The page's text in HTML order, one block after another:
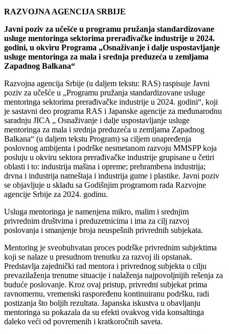
RAZVOJNA AGENCIJA SRBIJE
Javni poziv za učešće u programu pružanja standardizovane
usluge mentoringa sektorima prerađivačke industrije u 2024.
godini, u okviru Programa „Osnaživanje i dalje uspostavljanje
usluge mentoringa za mala i srednja preduzeća u zemljama
Zapadnog Balkana“
Razvojna agencija Srbije (u daljem tekstu: RAS) raspisuje Javni
poziv za učešće u „Programu pružanja standardizovane usluge
mentoringa sektorima prerađivačke industrije u 2024. godini“, koji
je sastavni deo programa RAS i Japanske agencije za međunarodnu
saradnju JICA „ Osnaživanje i dalje uspostavljanje usluge
mentoringa za mala i srednja preduzeća u zemljama Zapadnog
Balkana“ (u daljem tekstu Program) sa ciljem unapređenja
poslovnog ambijenta i podrške nesmetanom razvoju MMSPP koja
posluju u okviru sektora prerađivačke industrije grupisane u četiri
oblasti i to: industrija mašina i opreme; prehrambena industrija;
drvna i industrija nameštaja i industrija gume i plastike. Javni poziv
se objavljuje u skladu sa Godišnjim programom rada Razvojne
agencije Srbije za 2024. godinu.
Usluga mentoringa je namenjena mikro, malim i srednjim
privrednim društvima i preduzetnicima i ima za cilj razvoj
poslovanja i smanjenje broja neuspešnih privrednih subjekata.
Mentoring je sveobuhvatan proces podrške privrednim subjektima
koji se nalaze u presudnom trenutku za razvoj ili opstanak.
Predstavlja zajednički rad mentora i privrednog subjekta u cilju
prevazilaženja trenutne situacije i nalaženja najpovoljnijih rešenja za
buduće poslovanje. Kroz ovaj pristup, privredni subjekat prima
ravnomernu, vremenski raspoređenu kontinuiranu podršku, radi
postizanja što boljih rezultata. Japanska iskustva u obavljanju
mentoringa su pokazala da su efekti ovakvog vida konsaltinga
daleko veći od povremenih i kratkoročnih saveta.